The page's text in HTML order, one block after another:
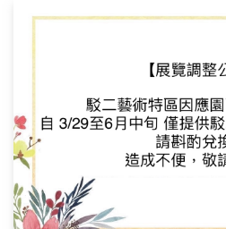
公
告
-